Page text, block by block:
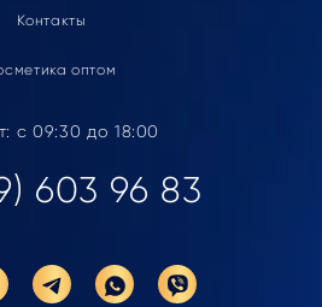
Контакты
оптом
с 09:30 до 18:00
603 96 83